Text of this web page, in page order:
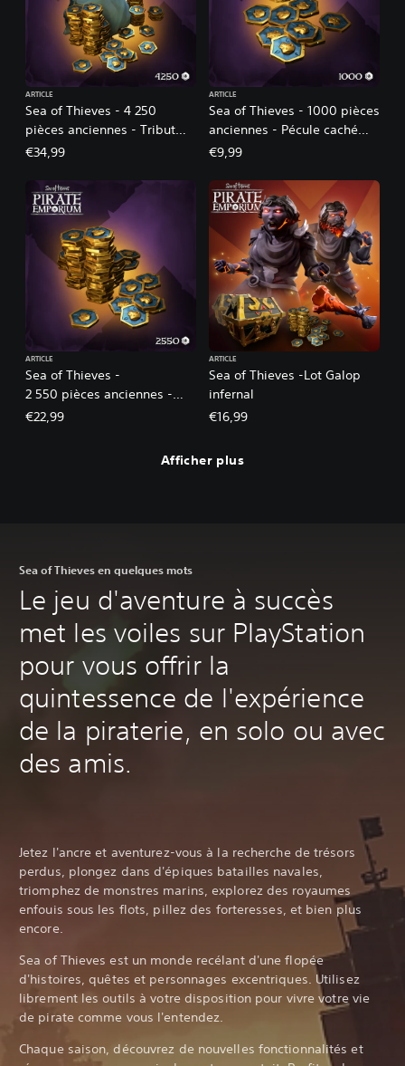
Sea of Thieves - 4 250
pièces anciennes - Tribut
flamboyant des Anciens
ARTICLE
€34,99
Sea of Thieves - 1000 pièces
anciennes - Pécule caché
des Anciens
ARTICLE
€9,99
Sea of Thieves -
2 550 pièces anciennes -
Trésorerie royale des
ARTICLE
€22,99
Sea of Thieves -Lot Galop
infernal
ARTICLE
€16,99
Afficher plus
Sea of Thieves en quelques mots
Le jeu d'aventure à succès
met les voiles sur PlayStation
pour vous offrir la
quintessence de l'expérience
de la piraterie, en solo ou avec
des amis.
Jetez l'ancre et aventurez-vous à la recherche de trésors
perdus, plongez dans d'épiques batailles navales,
triomphez de monstres marins, explorez des royaumes
enfouis sous les flots, pillez des forteresses, et bien plus
encore.
Sea of Thieves est un monde recélant d'une flopée
d'histoires, quêtes et personnages excentriques. Utilisez
librement les outils à votre disposition pour vivre votre vie
de pirate comme vous l'entendez.
Chaque saison, découvrez de nouvelles fonctionnalités et